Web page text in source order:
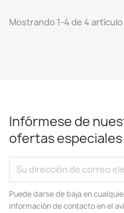
Mostrando 1-4 de 4
Infórmese de
ofertas especiales
Puede darse de baja en
información de contacto en el